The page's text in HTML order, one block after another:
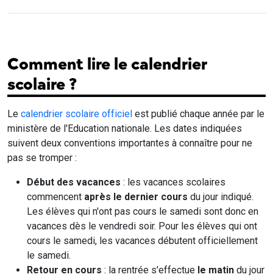
Comment lire le calendrier
scolaire ?
Le calendrier scolaire officiel est publié chaque année par le
ministère de l'Education nationale. Les dates indiquées
suivent deux conventions importantes à connaître pour ne
pas se tromper :
Début des vacances : les vacances scolaires
commencent après le dernier cours du jour indiqué.
Les élèves qui n'ont pas cours le samedi sont donc en
vacances dès le vendredi soir. Pour les élèves qui ont
cours le samedi, les vacances débutent officiellement
le samedi.
Retour en cours : la rentrée s'effectue le matin du jour